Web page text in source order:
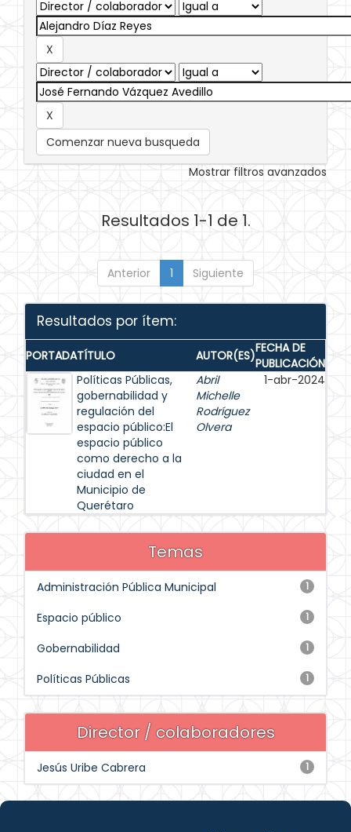
Comenzar nueva busqueda
Mostrar filtros avanzados
Resultados 1-1 de 1.
Anterior 1 Siguiente
Resultados por ítem:
PORTADATÍTULO AUTOR(ES)FECHA DE
PUBLICACIÓN
Políticas Públicas,
gobernabilidad y
regulación del
espacio público:El
espacio público
como derecho a la
ciudad en el
Municipio de
Querétaro
Abril
Michelle
Rodríguez
Olvera
1-abr-2024
Temas
1
Administración Pública Municipal
1
Espacio público
1
Gobernabilidad
1
Políticas Públicas
Director / colaboradores
1
Jesús Uribe Cabrera